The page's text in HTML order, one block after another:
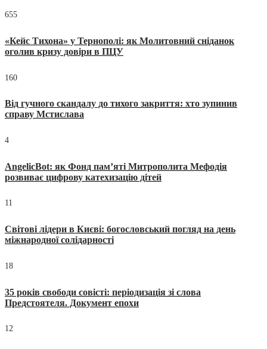
655
«Кейс Тихона» у Тернополі: як Молитовний сніданок
оголив кризу довіри в ПЦУ
160
Від гучного скандалу до тихого закриття: хто зупинив
справу Мстислава
4
AngelicBot: як Фонд пам’яті Митрополита Мефодія
розвиває цифрову катехизацію дітей
11
Світові лідери в Києві: богословський погляд на день
міжнародної солідарності
18
35 років свободи совісті: періодизація зі слова
Предстоятеля. Документ епохи
12